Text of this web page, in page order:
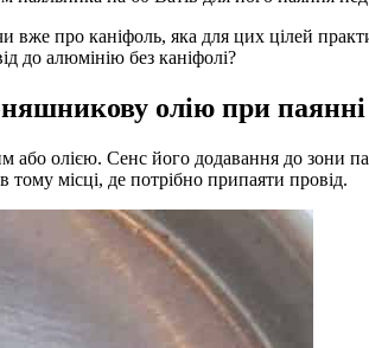
про каніфоль, яка для цих цілей
до алюмінію без каніфолі?
олію при паянні
олією. Сенс його додавання до зони
тому місці, де потрібно припаяти провід.